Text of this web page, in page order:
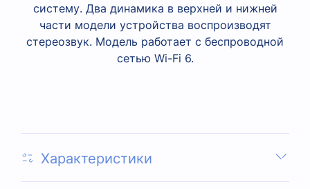
систему. Два динамика в верхней и нижней
части модели устройства воспроизводят
стереозвук. Модель работает с беспроводной
сетью Wi-Fi 6.
Характеристики